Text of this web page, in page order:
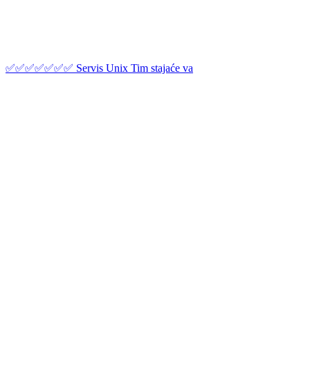
✅✅✅✅✅✅✅ Servis Unix Tim stajaće va